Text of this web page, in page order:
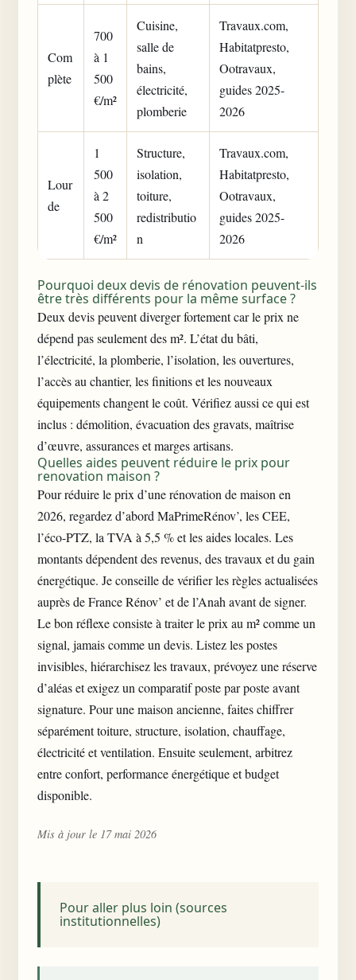
Com
plète
700
à 1
500
€/m²
Cuisine,
salle de
bains,
électricité,
plomberie
Travaux.com,
Habitatpresto,
Ootravaux,
guides 2025-
2026
Lour
de
1
500
à 2
500
€/m²
Structure,
isolation,
toiture,
redistributio
n
Travaux.com,
Habitatpresto,
Ootravaux,
guides 2025-
2026
Pourquoi deux devis de rénovation peuvent-ils
être très différents pour la même surface ?
Deux devis peuvent diverger fortement car le prix ne
dépend pas seulement des m². L’état du bâti,
l’électricité, la plomberie, l’isolation, les ouvertures,
l’accès au chantier, les finitions et les nouveaux
équipements changent le coût. Vérifiez aussi ce qui est
inclus : démolition, évacuation des gravats, maîtrise
d’œuvre, assurances et marges artisans.
Quelles aides peuvent réduire le prix pour
renovation maison ?
Pour réduire le prix d’une rénovation de maison en
2026, regardez d’abord MaPrimeRénov’, les CEE,
l’éco-PTZ, la TVA à 5,5 % et les aides locales. Les
montants dépendent des revenus, des travaux et du gain
énergétique. Je conseille de vérifier les règles actualisées
auprès de France Rénov’ et de l’Anah avant de signer.
Le bon réflexe consiste à traiter le prix au m² comme un
signal, jamais comme un devis. Listez les postes
invisibles, hiérarchisez les travaux, prévoyez une réserve
d’aléas et exigez un comparatif poste par poste avant
signature. Pour une maison ancienne, faites chiffrer
séparément toiture, structure, isolation, chauffage,
électricité et ventilation. Ensuite seulement, arbitrez
entre confort, performance énergétique et budget
disponible.
Mis à jour le 17 mai 2026
Pour aller plus loin (sources
institutionnelles)